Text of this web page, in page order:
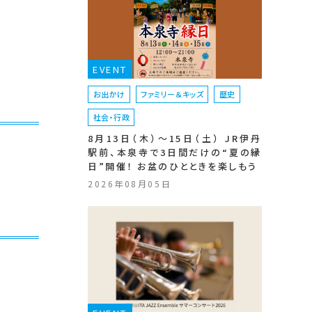
EVENT
お出かけ ファミリー＆キッズ 歴史
社会・行政
8月13日（木）〜15日（土） JR伊丹
駅前、本泉寺で3日間だけの“夏の縁
日”開催！ お盆のひとときを楽しもう
2026年08月05日